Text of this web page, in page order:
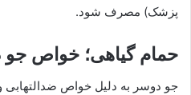
پزشک) مصرف شود.
حمام گیاهی؛ خواص جو
جو دوسر به دلیل خواص ضدالتهابی